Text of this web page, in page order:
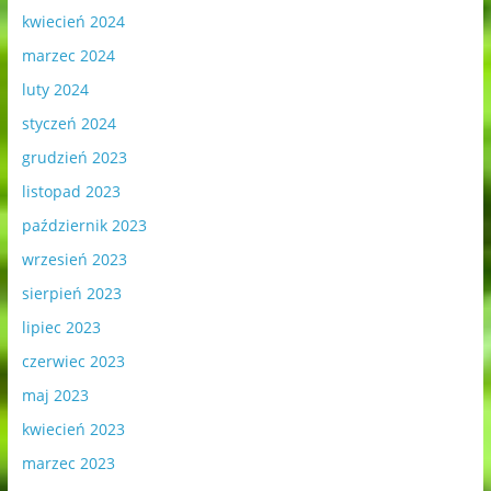
kwiecień 2024
marzec 2024
luty 2024
styczeń 2024
grudzień 2023
listopad 2023
październik 2023
wrzesień 2023
sierpień 2023
lipiec 2023
czerwiec 2023
maj 2023
kwiecień 2023
marzec 2023